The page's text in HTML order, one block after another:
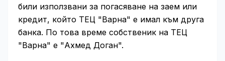
били използвани за погасяване на заем или
кредит, който ТЕЦ "Варна" е имал към друга
банка. По това време собственик на ТЕЦ
"Варна" е "Ахмед Доган".